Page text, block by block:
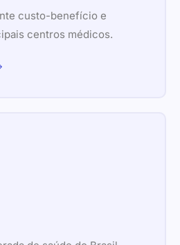
custo-benefício e
centros médicos.